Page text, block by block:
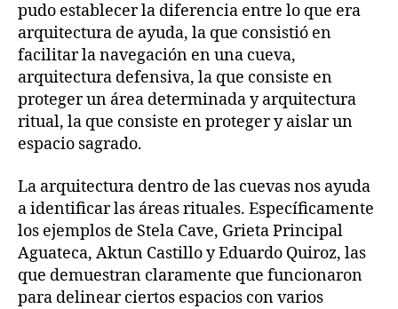
pudo establecer la diferencia entre lo que era
arquitectura de ayuda, la que consistió en
facilitar la navegación en una cueva,
arquitectura defensiva, la que consiste en
proteger un área determinada y arquitectura
ritual, la que consiste en proteger y aislar un
espacio sagrado.
La arquitectura dentro de las cuevas nos ayuda
a identificar las áreas rituales. Específicamente
los ejemplos de Stela Cave, Grieta Principal
Aguateca, Aktun Castillo y Eduardo Quiroz, las
que demuestran claramente que funcionaron
para delinear ciertos espacios con varios